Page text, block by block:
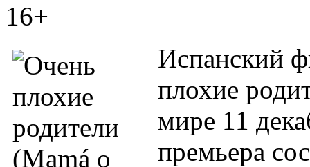
16+
Испанский
плохие
мире 11
премьера